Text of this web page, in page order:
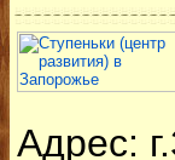
Адрес: